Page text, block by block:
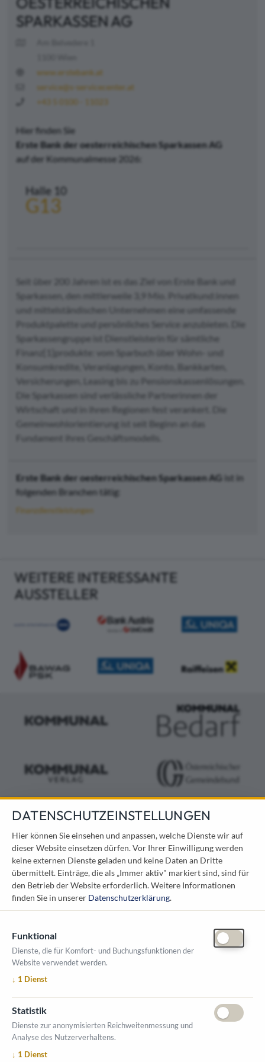
SPARKASSEN AG
www.erstebank.at
service@s-servicecenter.at
+43 5 0100 - 11023
Hier finden Sie
Erste Bank der oesterreichischen Sparkassen AG
auf der Kommunalmesse 2026:
Halle 10
G13
Seit über 200 Jahren ist es das Ziel von Erste Bank und
Sparkassen, den mittlerweile 3,9 Mio. Privatkund:innen
und mittelständischen Unternehmen eine umfassende
Produktpalette und persönliches Service anzubieten. Die
Sparkassengruppe ist Dienstleisterin für sämtliche
Finanz[1]produkte: vom Sparbuch über Wohn- und
Konsumkredite, Veranlagungen, Konto, Bankkarten,
Versicherungen, Leasing bis zu Pensionskassenlösungen.
Die Sparkassen sind verlässliche Partnerinnen der
Wirtschaft und in ihren Regionen fest verankert. Die
Gemeinwohlorientierung ist seit Beginn an das
Fundament ihres Geschäftsmodells.
Erste Bank der oesterreichischen Sparkassen AG ist in
folgenden Branchen tätig:
Finanzdienstleistungen
WEITERE INTERESSANTE
AUSSTELLER
KONTAKT
Österreichischer Kommunal-Verlag GmbH
Löwelstraße 6 / 2. Stock
1010 Wien
messe@kommunal.at
ÖFFNUNGSZEITEN MESSE
2. Oktober 2026, 9-16 Uhr
VERANSTALTUNGSORT
Salzburger Messe
Messezentrum 1
DATENSCHUTZEINSTELLUNGEN
Hier können Sie einsehen und anpassen, welche Dienste wir auf
dieser Website einsetzen dürfen. Vor Ihrer Einwilligung werden
keine externen Dienste geladen und keine Daten an Dritte
übermittelt. Einträge, die als „Immer aktiv" markiert sind, sind für
den Betrieb der Website erforderlich.Weitere Informationen
finden Sie in unserer Datenschutzerklärung.
Funktional
Dienste, die für Komfort- und Buchungsfunktionen der
Website verwendet werden.
↓ 1 Dienst
Statistik
Dienste zur anonymisierten Reichweitenmessung und
Analyse des Nutzerverhaltens.
↓ 1 Dienst